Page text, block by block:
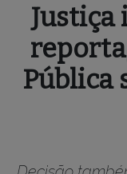
Justiça
Pública